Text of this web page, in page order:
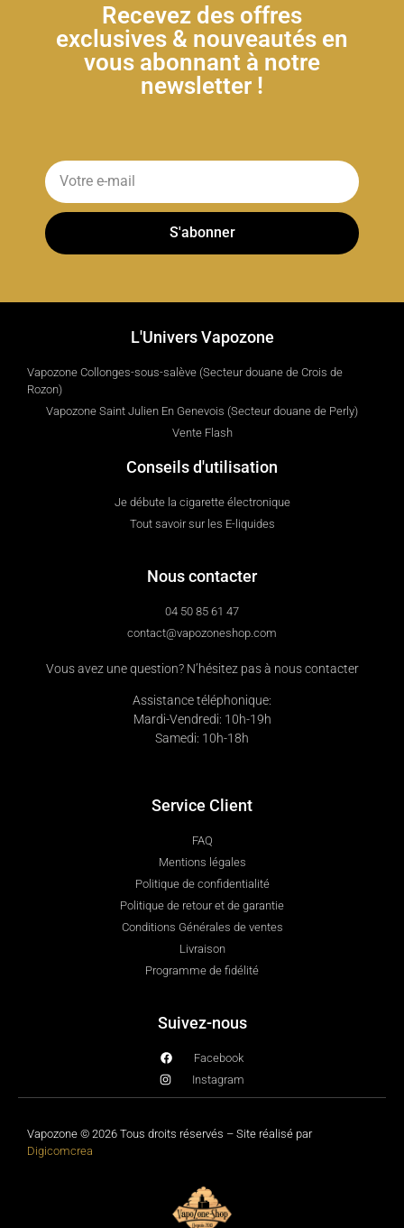
Recevez des offres
exclusives & nouveautés en
vous abonnant à notre
newsletter !
S'abonner
L'Univers Vapozone
Vapozone Collonges-sous-salève (Secteur douane de Crois de
Rozon)
Vapozone Saint Julien En Genevois (Secteur douane de Perly)
Vente Flash
Conseils d'utilisation
Je débute la cigarette électronique
Tout savoir sur les E-liquides
Nous contacter
04 50 85 61 47
contact@vapozoneshop.com
Vous avez une question? N’hésitez pas à nous contacter
Assistance téléphonique:
Mardi-Vendredi: 10h-19h
Samedi: 10h-18h
Service Client
FAQ
Mentions légales
Politique de confidentialité
Politique de retour et de garantie
Conditions Générales de ventes
Livraison
Programme de fidélité
Suivez-nous
Facebook
Instagram
Vapozone © 2026 Tous droits réservés – Site réalisé par
Digicomcrea